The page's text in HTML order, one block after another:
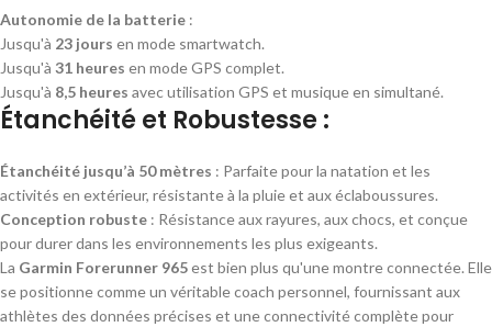
Autonomie de la batterie :
Jusqu'à 23 jours en mode smartwatch.
Jusqu'à 31 heures en mode GPS complet.
Jusqu'à 8,5 heures avec utilisation GPS et musique en simultané.
Étanchéité et Robustesse :
Étanchéité jusqu’à 50 mètres : Parfaite pour la natation et les
activités en extérieur, résistante à la pluie et aux éclaboussures.
Conception robuste : Résistance aux rayures, aux chocs, et conçue
pour durer dans les environnements les plus exigeants.
La Garmin Forerunner 965est bien plus qu'une montre connectée. Elle
se positionne comme un véritable coach personnel, fournissant aux
athlètes des données précises et une connectivité complète pour